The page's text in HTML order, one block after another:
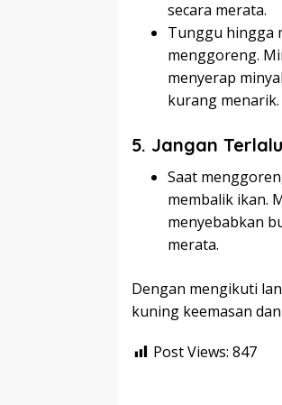
secara merata.
Tunggu hingga
menggoreng.
menyerap
kurang menarik.
5. Jangan
Saat
membalik ikan.
menyebabkan
merata.
Dengan mengikuti
kuning keemasan
Post Views: 847